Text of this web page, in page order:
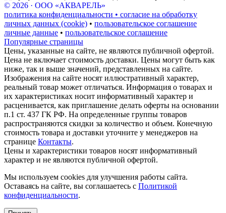
© 2026 · ООО «АКВАРЕЛЬ»
политика конфиденциальности • согласие на обработку
личных данных (cookie) • пользовательское соглашение
личные данные • пользовательское соглашение
Популярные страницы
Цены, указанные на сайте, не являются публичной офертой.
Цена не включает стоимость доставки. Цены могут быть как
ниже, так и выше значений, представленных на сайте.
Изображения на сайте носят иллюстративный характер,
реальный товар может отличаться. Информация о товарах и
их характеристиках носит информативный характер и
расценивается, как приглашение делать оферты на основании
п.1 ст. 437 ГК РФ. На определенные группы товаров
распространяются скидки за количество и объем. Конечную
стоимость товара и доставки уточните у менеджеров на
странице Контакты.
Цены и характеристики товаров носят информативный
характер и не являются публичной офертой.
Мы используем cookies для улучшения работы сайта.
Оставаясь на сайте, вы соглашаетесь с Политикой
конфиденциальности.